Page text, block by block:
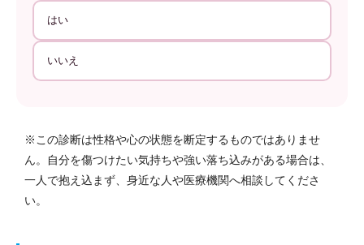
はい
いいえ
※この診断は性格や心の状態を断定するものではありませ
ん。自分を傷つけたい気持ちや強い落ち込みがある場合は、
一人で抱え込まず、身近な人や医療機関へ相談してくださ
い。